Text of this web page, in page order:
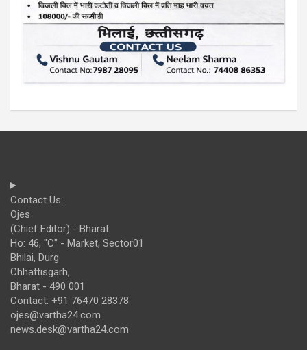
Contact Us:
Ojes
(Chief Editor) - Bharat
Ho: 46, "C" - Market, Sector01
Bhilai, Durg
Chhattisgarh,
Bharat - 490 001
Contact: +91 76470 28378
ojes@vartha24.com
news.desk@vartha24.com